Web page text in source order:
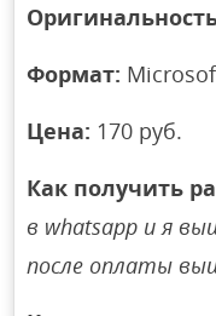
Формат:
Цена: 170 руб.
Как получить
в whatsapp и я
после оплаты